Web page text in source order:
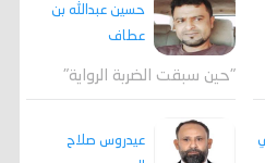
حسين عبدالله بن
عطاف
"حين سبقت الضربة الرواية"
عيدروس صلاح